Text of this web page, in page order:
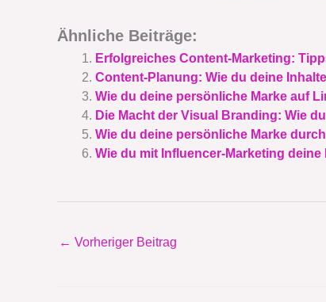
Ähnliche Beiträge:
Erfolgreiches Content-Marketing:
Content-Planung: Wie du deine
Wie du deine persönliche Marke auf
Die Macht der Visual Branding: Wie
Wie du deine persönliche Marke
Wie du mit Influencer-Marketing
← Vorheriger Beitrag